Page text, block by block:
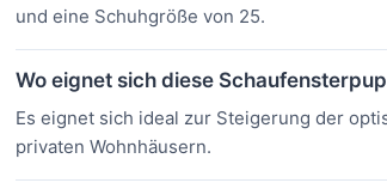
und eine Schuhgröße von 25.
Wo eignet sich diese
Es eignet sich ideal zur Steigerung der
privaten Wohnhäusern.